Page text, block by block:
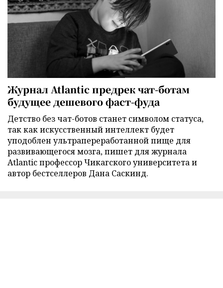
Журнал Atlantic предрек чат-ботам
будущее дешевого фаст-фуда
Детство без чат-ботов станет символом статуса,
так как искусственный интеллект будет
уподоблен ультрапереработанной пище для
развивающегося мозга, пишет для журнала
Atlantic профессор Чикагского университета и
автор бестселлеров Дана Саскинд.